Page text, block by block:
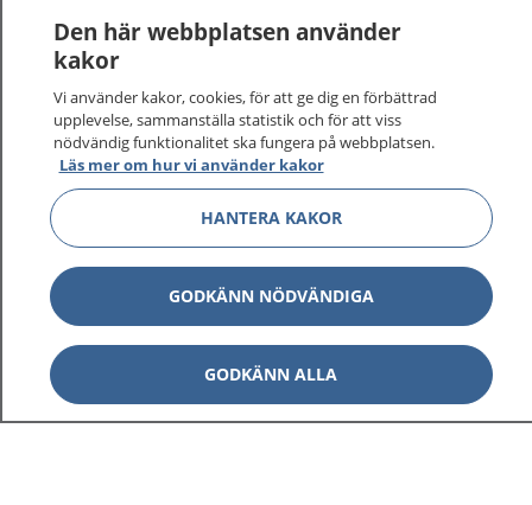
1177–tryggt om din hälsa och vård
På 1177.se får du råd om hälsa och information om
sjukdomar och vilka mottagningar du kan kontakta.
Logga in för att läsa din journal och göra dina
sjukvårdsrådgivning dygnet runt.
1177 ger dig råd när du vill må bättre.
Den här webbplatsen använder
kakor
Vi använder kakor, cookies, för att ge dig en förbättrad
upplevelse, sammanställa statistik och för att viss
nödvändig funktionalitet ska fungera på webbplatsen.
Läs mer om hur vi använder kakor
HANTERA KAKOR
GODKÄNN NÖDVÄNDIGA
GODKÄNN ALLA